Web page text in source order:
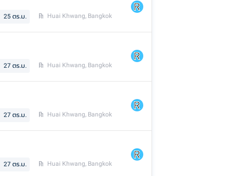
25 ตร.ม. Huai Khwang, Bangkok
27 ตร.ม. Huai Khwang, Bangkok
27 ตร.ม. Huai Khwang, Bangkok
27 ตร.ม. Huai Khwang, Bangkok